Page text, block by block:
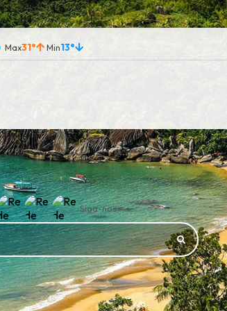
31° 13°
Siga-nos